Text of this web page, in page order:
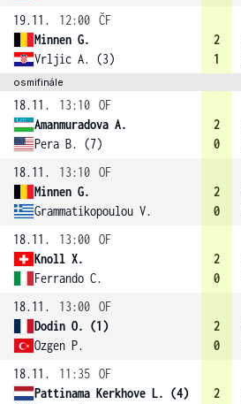
19.11.
12:00 ČF
Minnen G.
Vrljic A. (3)
2
1
osmifinále
18.11. 13:10 OF
Amanmuradova A.
Pera B. (7)
2
0
18.11.
13:10 OF
Minnen G.
Grammatikopoulou V.
2
0
18.11.
13:00 OF
Knoll X.
Ferrando C.
2
0
18.11.
13:00 OF
Dodin O. (1)
Ozgen P.
2
0
18.11.
11:35 OF
Pattinama Kerkhove L. (4)
2